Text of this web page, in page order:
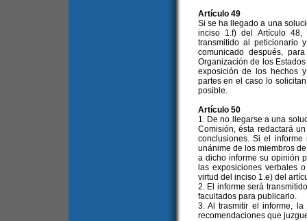
Artículo 49
Si se ha llegado a una
inciso 1.f) del Artículo
transmitido al peticionario
comunicado después,
Organización de los
exposición de los hechos
partes en el caso lo
posible.
Artículo 50
1. De no llegarse a una
Comisión, ésta redactará
conclusiones. Si el
unánime de los miembros
a dicho informe su opinión
las exposiciones verbales
virtud del inciso 1.e) del
2. El informe será
facultados para publicarlo.
3. Al trasmitir el informe,
recomendaciones que